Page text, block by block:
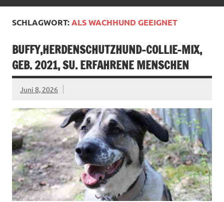
SCHLAGWORT:ALS WACHHUND GEEIGNET
BUFFY,HERDENSCHUTZHUND-COLLIE-MIX,
GEB. 2021, SU. ERFAHRENE MENSCHEN
Juni 8, 2026